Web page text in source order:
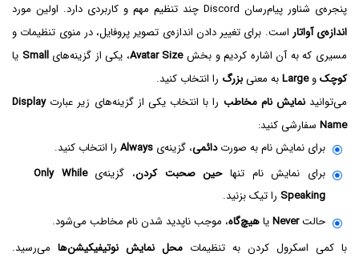
پنجره‌ی شناور پیام‌رسان Discord چند تنظیم مهم و کاربردی دارد. اولین مورد
اندازه‌ی آواتار است. برای تغییر دادن اندازه‌ی تصویر پروفایل، در منوی تنظیمات و
مسیری که به آن اشاره کردیم و بخشAvatar Size، یکی از گزینه‌هایSmall‌ یا
کوچکوLargeبه معنیبزرگ را انتخاب کنید.
می‌توانیدنمایش نام مخاطب را با انتخاب یکی از گزینه‌های زیر عبارتDisplay
Name سفارشی کنید:
برای نمایش نام به صورتدائمی، گزینه‌ی Always را انتخاب کنید.
برای نمایش نام تنهاحین صحبت کردن، گزینه‌یOnly While
Speaking را تیک بزنید.
حالتNeverیاهیچ‌گاه، موجب ناپدید شدن نام مخاطب می‌شود.
با کمی اسکرول کردن به تنظیمات محل نمایش نوتیفیکیشن‌ها می‌رسید.